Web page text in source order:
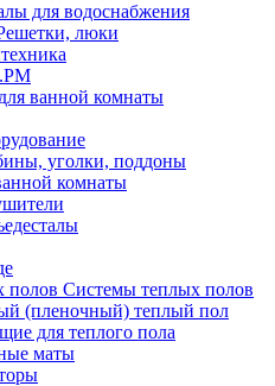
для водоснабжения
люки
ванной комнаты
уголки, поддоны
комнаты
Системы теплых полов
(пленочный) теплый пол
для теплого пола
маты